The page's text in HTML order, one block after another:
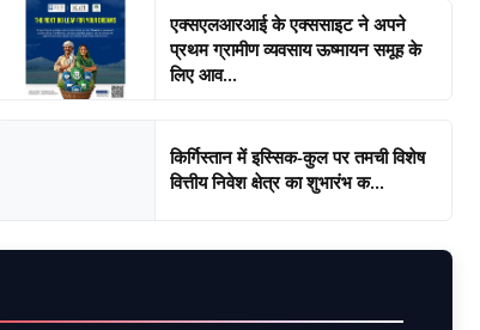
एक्सएलआरआई के एक्ससाइट ने अपने
प्रथम ग्रामीण व्यवसाय ऊष्मायन समूह के
लिए आव...
किर्गिस्तान में इस्सिक-कुल पर तमची विशेष
वित्तीय निवेश क्षेत्र का शुभारंभ क...